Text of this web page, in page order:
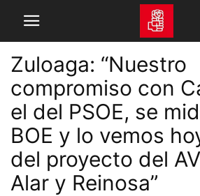
Zuloaga: “Nuestro
compromiso con
el del PSOE, se
BOE y lo vemos
del proyecto del
Alar y Reinosa”